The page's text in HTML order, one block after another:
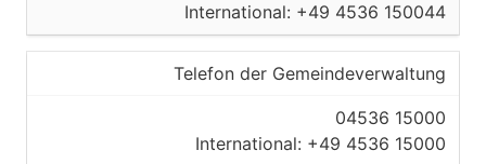
International: +49 4536 150044
Telefon der Gemeindeverwaltung
04536 15000
International: +49 4536 15000